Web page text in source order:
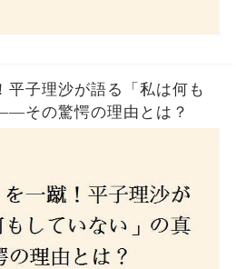
平子理沙が語る「私は何も
その驚愕の理由とは？